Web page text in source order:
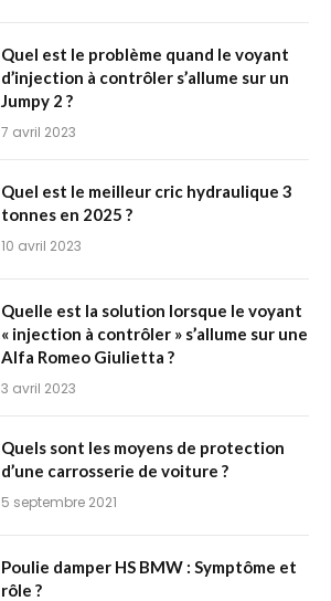
Quel est le problème quand le voyant
d’injection à contrôler s’allume sur un
Jumpy 2 ?
7 avril 2023
Quel est le meilleur cric hydraulique 3
tonnes en 2025 ?
10 avril 2023
Quelle est la solution lorsque le voyant
« injection à contrôler » s’allume sur une
Alfa Romeo Giulietta ?
3 avril 2023
Quels sont les moyens de protection
d’une carrosserie de voiture ?
5 septembre 2021
Poulie damper HS BMW : Symptôme et
rôle ?